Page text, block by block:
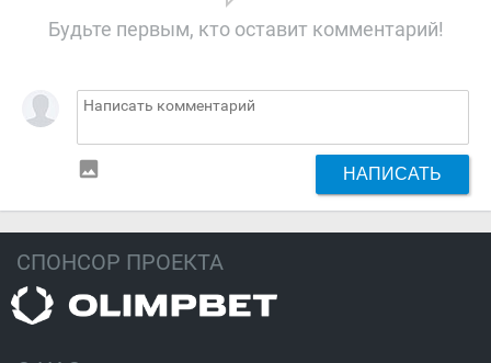
Будьте первым, кто оставит комментарий!
insert_photo НАПИСАТЬ
СПОНСОР ПРОЕКТА